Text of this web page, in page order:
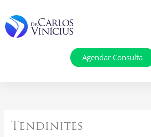
para
conteúdo
Agendar Consulta
Tendinites